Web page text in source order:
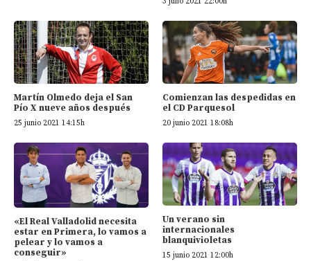
Martín Olmedo deja el San
Pío X nueve años después
25 junio 2021 14:15h
Comienzan las despedidas en
el CD Parquesol
20 junio 2021 18:08h
«El Real Valladolid necesita
estar en Primera, lo vamos a
pelear y lo vamos a
conseguir»
Un verano sin
internacionales
blanquivioletas
15 junio 2021 12:00h